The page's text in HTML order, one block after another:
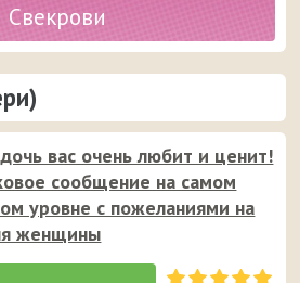
Свекрови
вас очень любит и ценит!
сообщение на самом
уровне с пожеланиями на
женщины